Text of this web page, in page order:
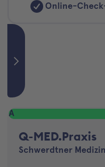
Online-
A
Q-MED.Praxis
Schwerdtner